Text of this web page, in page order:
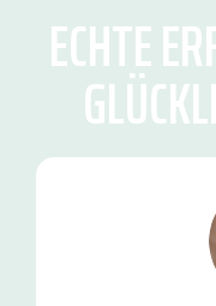
ECHTE